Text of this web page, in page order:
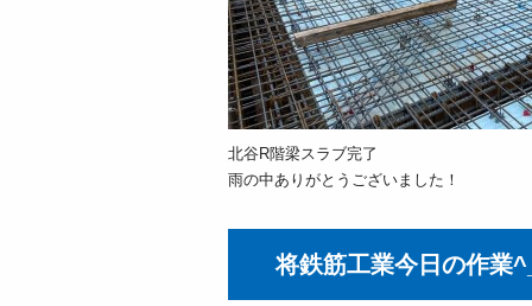
北谷R階梁スラブ完了
雨の中ありがとうございました！
将鉄筋工業今日の作業